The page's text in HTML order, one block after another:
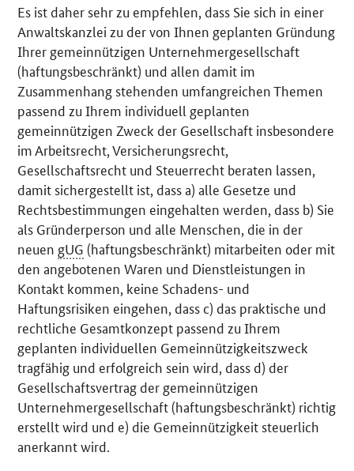
Es ist daher sehr zu empfehlen, dass Sie sich in einer
Anwaltskanzlei zu der von Ihnen geplanten Gründung
Ihrer gemeinnützigen Unternehmergesellschaft
(haftungsbeschränkt) und allen damit im
Zusammenhang stehenden umfangreichen Themen
passend zu Ihrem individuell geplanten
gemeinnützigen Zweck der Gesellschaft insbesondere
im Arbeitsrecht, Versicherungsrecht,
Gesellschaftsrecht und Steuerrecht beraten lassen,
damit sichergestellt ist, dass a) alle Gesetze und
Rechtsbestimmungen eingehalten werden, dass b) Sie
als Gründerperson und alle Menschen, die in der
neuen gUG (haftungsbeschränkt) mitarbeiten oder mit
den angebotenen Waren und Dienstleistungen in
Kontakt kommen, keine Schadens- und
Haftungsrisiken eingehen, dass c) das praktische und
rechtliche Gesamtkonzept passend zu Ihrem
geplanten individuellen Gemeinnützigkeitszweck
tragfähig und erfolgreich sein wird, dass d) der
Gesellschaftsvertrag der gemeinnützigen
Unternehmergesellschaft (haftungsbeschränkt) richtig
erstellt wird und e) die Gemeinnützigkeit steuerlich
anerkannt wird.